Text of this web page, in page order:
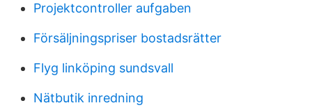
Projektcontroller aufgaben
Försäljningspriser bostadsrätter
Flyg linköping sundsvall
Nätbutik inredning